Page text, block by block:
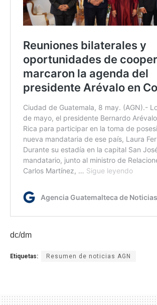
dc/dm
Etiquetas: Resumen de noticias AGN